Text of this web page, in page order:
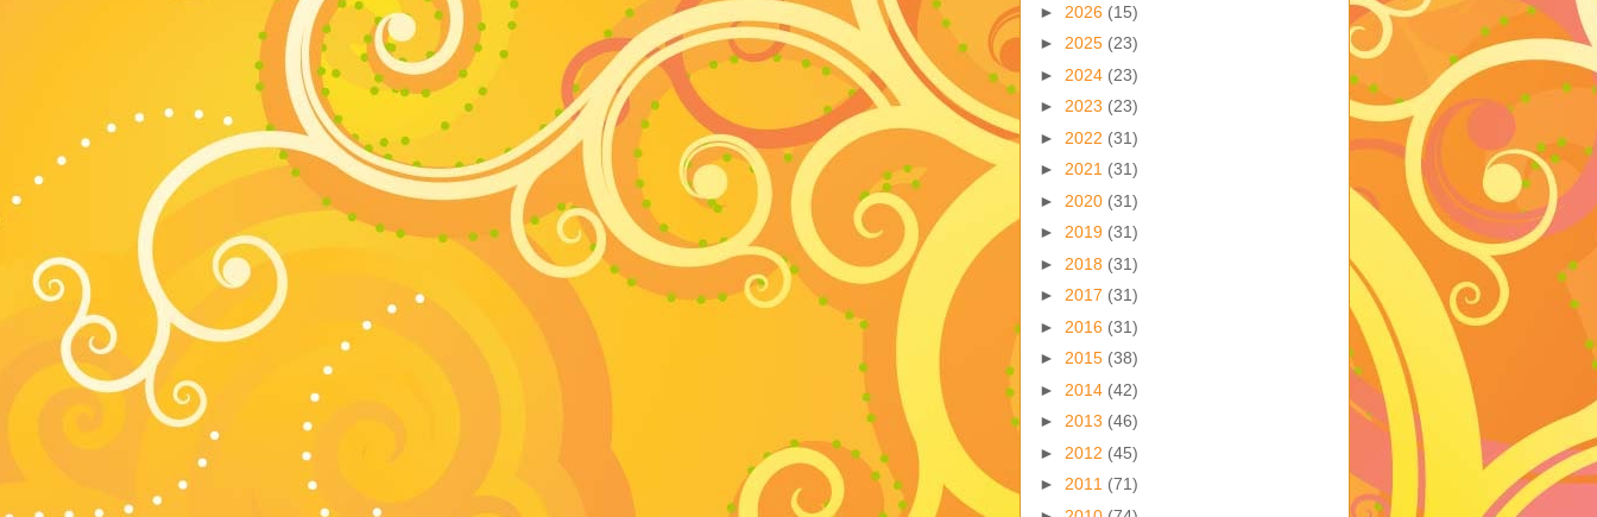
► 2026 (15)
► 2025 (23)
► 2024 (23)
► 2023 (23)
► 2022 (31)
► 2021 (31)
► 2020 (31)
► 2019 (31)
► 2018 (31)
► 2017 (31)
► 2016 (31)
► 2015 (38)
► 2014 (42)
► 2013 (46)
► 2012 (45)
► 2011 (71)